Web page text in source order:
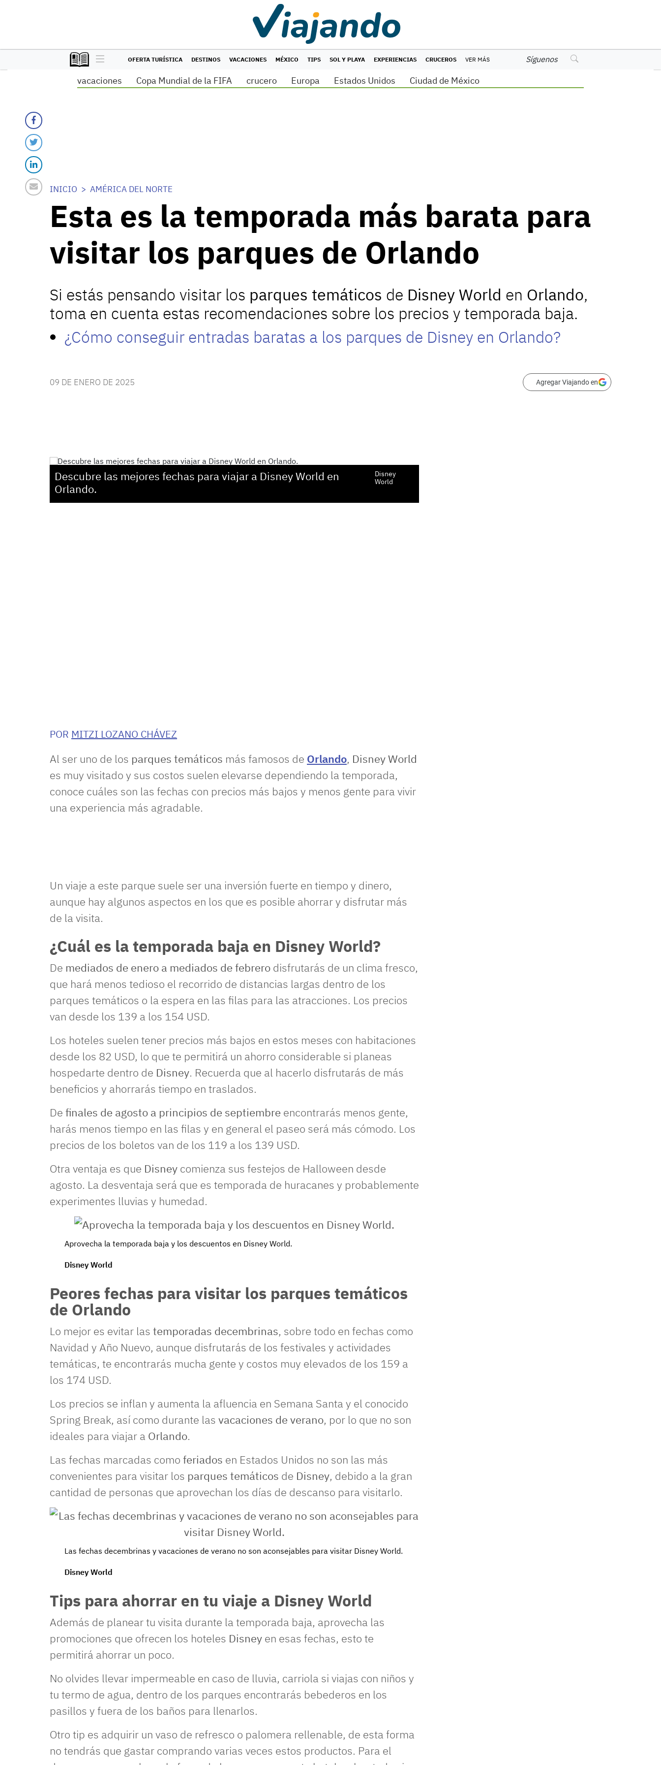
OFERTA TURÍSTICA DESTINOS VACACIONES MÉXICO TIPS SOL Y PLAYA EXPERIENCIAS CRUCEROS VER MÁS Síguenos
vacaciones Copa Mundial de la FIFA crucero Europa Estados Unidos Ciudad de México
INICIO AMÉRICA DEL NORTE
Esta es la temporada más barata para
visitar los parques de Orlando
Si estás pensando visitar los parques temáticos de Disney World en Orlando,
toma en cuenta estas recomendaciones sobre los precios y temporada baja.
¿Cómo conseguir entradas baratas a los parques de Disney en Orlando?
09 DE ENERO DE 2025 Agregar Viajando en
Descubre las mejores fechas para viajar a Disney World en
Orlando.
Disney
World
POR MITZI LOZANO CHÁVEZ
Al ser uno de los parques temáticos más famosos de Orlando, Disney World
es muy visitado y sus costos suelen elevarse dependiendo la temporada,
conoce cuáles son las fechas con precios más bajos y menos gente para vivir
una experiencia más agradable.
Un viaje a este parque suele ser una inversión fuerte en tiempo y dinero,
aunque hay algunos aspectos en los que es posible ahorrar y disfrutar más
de la visita.
¿Cuál es la temporada baja en Disney World?
De mediados de enero a mediados de febrero disfrutarás de un clima fresco,
que hará menos tedioso el recorrido de distancias largas dentro de los
parques temáticos o la espera en las filas para las atracciones. Los precios
van desde los 139 a los 154 USD.
Los hoteles suelen tener precios más bajos en estos meses con habitaciones
desde los 82 USD, lo que te permitirá un ahorro considerable si planeas
hospedarte dentro de Disney. Recuerda que al hacerlo disfrutarás de más
beneficios y ahorrarás tiempo en traslados.
De finales de agosto a principios de septiembre encontrarás menos gente,
harás menos tiempo en las filas y en general el paseo será más cómodo. Los
precios de los boletos van de los 119 a los 139 USD.
Otra ventaja es que Disney comienza sus festejos de Halloween desde
agosto. La desventaja será que es temporada de huracanes y probablemente
experimentes lluvias y humedad.
Aprovecha la temporada baja y los descuentos en Disney World.
Disney World
Peores fechas para visitar los parques temáticos
de Orlando
Lo mejor es evitar las temporadas decembrinas, sobre todo en fechas como
Navidad y Año Nuevo, aunque disfrutarás de los festivales y actividades
temáticas, te encontrarás mucha gente y costos muy elevados de los 159 a
los 174 USD.
Los precios se inflan y aumenta la afluencia en Semana Santa y el conocido
Spring Break, así como durante las vacaciones de verano, por lo que no son
ideales para viajar a Orlando.
Las fechas marcadas como feriados en Estados Unidos no son las más
convenientes para visitar los parques temáticos de Disney, debido a la gran
cantidad de personas que aprovechan los días de descanso para visitarlo.
Las fechas decembrinas y vacaciones de verano no son aconsejables para visitar Disney World.
Disney World
Tips para ahorrar en tu viaje a Disney World
Además de planear tu visita durante la temporada baja, aprovecha las
promociones que ofrecen los hoteles Disney en esas fechas, esto te
permitirá ahorrar un poco.
No olvides llevar impermeable en caso de lluvia, carriola si viajas con niños y
tu termo de agua, dentro de los parques encontrarás bebederos en los
pasillos y fuera de los baños para llenarlos.
Otro tip es adquirir un vaso de refresco o palomera rellenable, de esta forma
no tendrás que gastar comprando varias veces estos productos. Para el